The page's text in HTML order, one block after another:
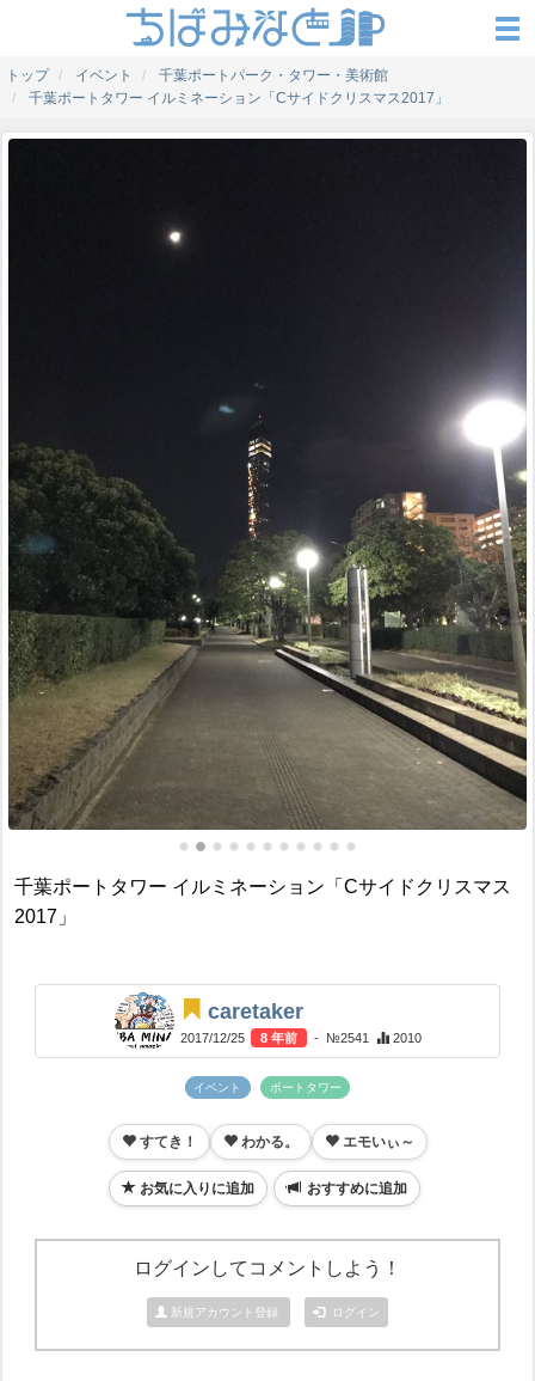
トップ イベント
千葉ポートパーク・タワー・美術館
千葉ポートタワー イルミネーション「Cサイドクリスマス2017」
千葉ポートタワー イルミネーション「Cサイドクリスマス
2017」
caretaker
2017/12/25 8 年前 - №2541 2010
イベント ポートタワー
すてき！ わかる。 エモいぃ～
お気に入りに追加 おすすめに追加
ログインしてコメントしよう！
新規アカウント登録 ログイン